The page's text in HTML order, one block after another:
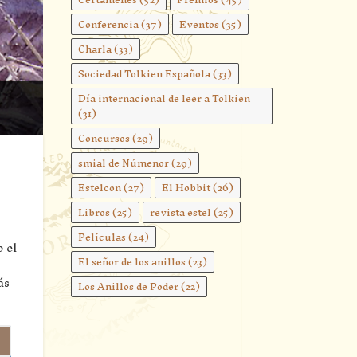
el
Conferencia(37) Eventos(35)
Charla(33)
Sociedad Tolkien Española(33)
Día internacional de leer a Tolkien
(31)
Concursos(29)
smial de Númenor(29)
Estelcon(27) El Hobbit(26)
Libros(25) revista estel(25)
Películas(24)
El señor de los anillos(23)
Los Anillos de Poder(22)